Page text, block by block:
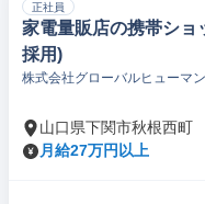
正社員
家電量販店の携帯ショ
採用)
株式会社グローバルヒューマ
山口県下関市秋根西町
月給27万円以上